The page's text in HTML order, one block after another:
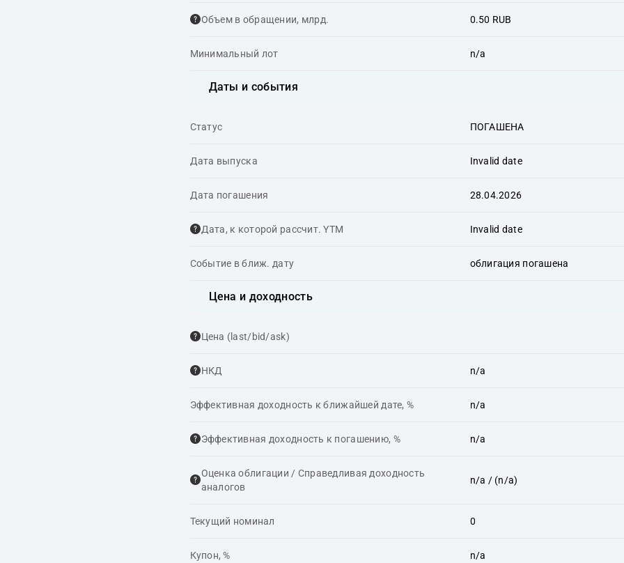
Объем в обращении, млрд. 0.50 RUB
Минимальный лот n/a
Даты и события
Статус ПОГАШЕНА
Дата выпуска Invalid date
Дата погашения 28.04.2026
Дата, к которой рассчит. YTM Invalid date
Событие в ближ. дату облигация погашена
Цена и доходность
Цена (last/bid/ask)
НКД n/a
Эффективная доходность к ближайшей дате, % n/a
Эффективная доходность к погашению, % n/a
Оценка облигации / Справедливая доходность
аналогов
n/a / (n/a)
Текущий номинал 0
Купон, % n/a